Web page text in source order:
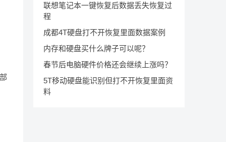
联想笔记本一键恢复后数据丢失恢复过
程
成都4T硬盘打不开恢复里面数据案例
内存和硬盘买什么牌子可以呢？
春节后电脑硬件价格还会继续上涨吗？
5T移动硬盘能识别但打不开恢复里面资
料